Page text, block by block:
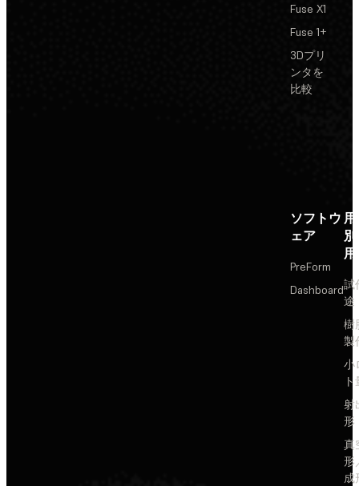
Fuse X1
Fuse 1+
3Dプリ
ンタを
比較
ソフトウ
ェア
PreForm
Dashboard試
途
樹
製
小
射
形
真
形
成